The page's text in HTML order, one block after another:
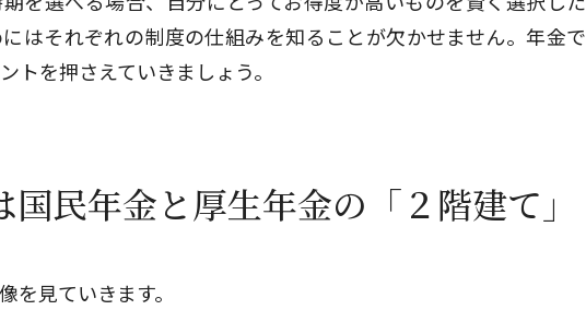
はそれぞれの制度の仕組みを知ることが欠かせません。年金で
トを押さえていきましょう。
民年金と厚生年金の「２階建て」
を見ていきます。